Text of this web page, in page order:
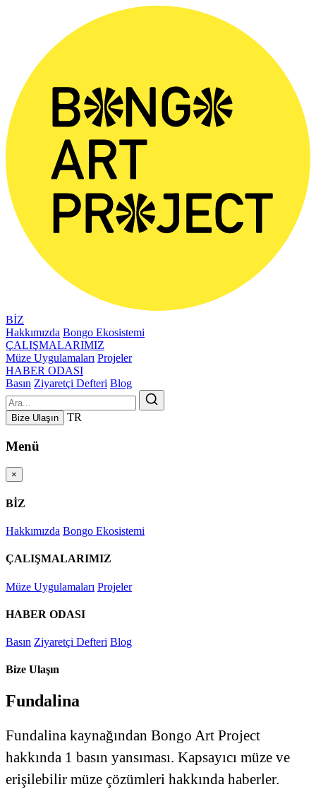
BİZ
Hakkımızda Bongo Ekosistemi
ÇALIŞMALARIMIZ
Müze Uygulamaları Projeler
HABER ODASI
Basın Ziyaretçi Defteri Blog
Bize Ulaşın TR
Menü
×
BİZ
Hakkımızda Bongo Ekosistemi
ÇALIŞMALARIMIZ
Müze Uygulamaları Projeler
HABER ODASI
Basın Ziyaretçi Defteri Blog
Bize Ulaşın
Fundalina
Fundalina kaynağından Bongo Art Project
hakkında 1 basın yansıması. Kapsayıcı müze ve
erişilebilir müze çözümleri hakkında haberler.